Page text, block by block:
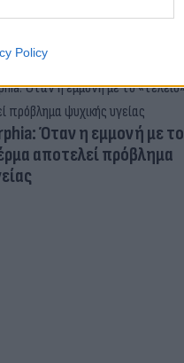
Policy
Όταν η εμμονή με το
αποτελεί πρόβλημα